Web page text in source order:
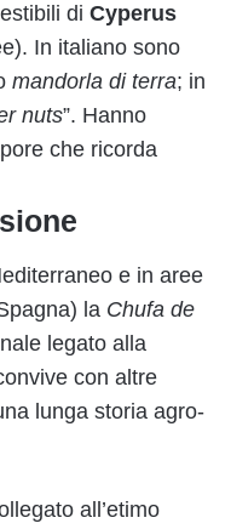
di Cyperus
In italiano sono
mandorla di terra; in
nuts”. Hanno
che ricorda
e in aree
la Chufa de
legato alla
con altre
lunga storia agro-
all’etimo